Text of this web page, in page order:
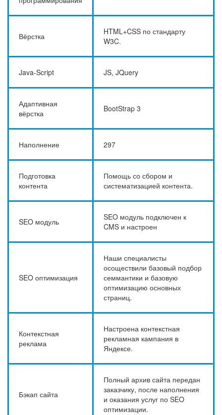
Вёрстка
HTML+CSS по стандарту
W3C.
Java-Script JS, JQuery
Адаптивная
вёрстка
BootStrap 3
Наполнение 297
Подготовка
контента
Помощь со сбором и
систематизацией контента.
SEO модуль
SEO модуль подключен к
CMS и настроен
SEO оптимизация
Наши специалисты
осоществили базовый подбор
семмантики и базовую
оптимизацию основных
страниц.
Контекстная
реклама
Настроена контекстная
рекламная кампания в
Яндексе.
Бэкап сайта
Полный архив сайта передан
заказчику, после наполнения
и оказания услуг по SEO
оптимизации.